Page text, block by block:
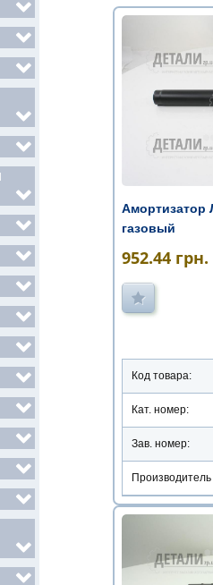
Амортизатор
газовый
952.44 грн.
Код товара:
Кат. номер:
Зав. номер:
Производитель